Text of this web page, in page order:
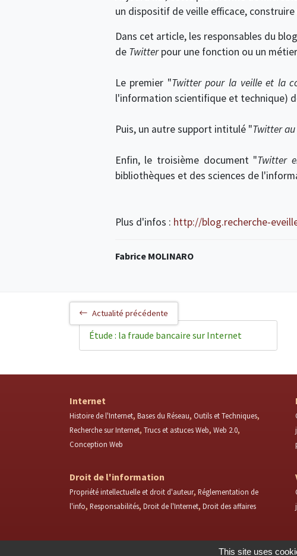
un dispositif de veille efficace,
Dans cet article, les responsables du
de Twitterpour une fonction ou un
Le premier "Twitter pour la veille et la
l'information scientifique et technique)
Puis, un autre support intitulé "Twitter au
Enfin, le troisième document "Twitter
bibliothèques et des sciences de
Plus d'infos : http://blog.recherche-
Fabrice MOLINARO
Actualité précédente
Étude : la fraude bancaire sur Internet
Internet
Histoire de l'Internet Bases du Réseau Outils et Techniques
Recherche sur Internet Trucs et astuces Web Web 2.0
Conception Web
Droit de l'information
Propriété intellectuelle et droit d'auteur Réglementation de
l'info Responsabilités Droit de l'Internet Droit des affaires
This site uses